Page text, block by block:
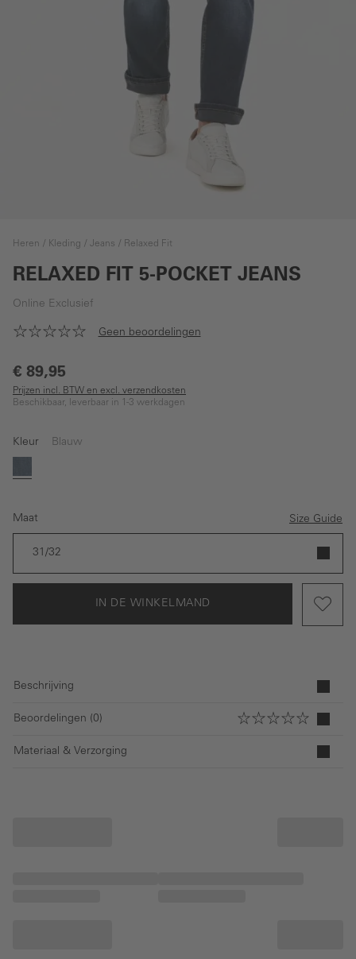
Heren Kleding Jeans Relaxed Fit
RELAXED FIT 5-POCKET JEANS
Online Exclusief
Geen beoordelingen
€ 89,95
Prijzen incl. BTW en excl. verzendkosten
Beschikbaar, leverbaar in 1-3 werkdagen
Kleur Blauw
Blauw
Maat Size Guide
31/32
IN DE WINKELMAND
Beschrijving
Beoordelingen (0)
Materiaal & Verzorging